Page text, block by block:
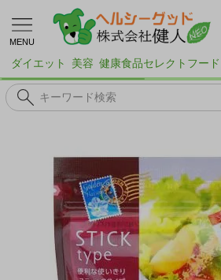
MENU
ダイエット 美容 健康食品セレクトフード